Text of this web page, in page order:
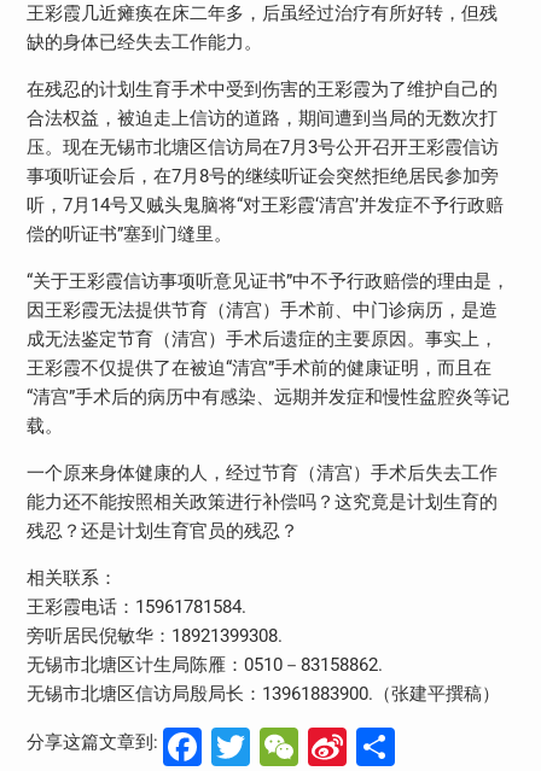
王彩霞几近瘫痪在床二年多，后虽经过治疗有所好转，但残
缺的身体已经失去工作能力。
在残忍的计划生育手术中受到伤害的王彩霞为了维护自己的
合法权益，被迫走上信访的道路，期间遭到当局的无数次打
压。现在无锡市北塘区信访局在7月3号公开召开王彩霞信访
事项听证会后，在7月8号的继续听证会突然拒绝居民参加旁
听，7月14号又贼头鬼脑将“对王彩霞‘清宫’并发症不予行政赔
偿的听证书”塞到门缝里。
“关于王彩霞信访事项听意见证书”中不予行政赔偿的理由是，
因王彩霞无法提供节育（清宫）手术前、中门诊病历，是造
成无法鉴定节育（清宫）手术后遗症的主要原因。事实上，
王彩霞不仅提供了在被迫“清宫”手术前的健康证明，而且在
“清宫”手术后的病历中有感染、远期并发症和慢性盆腔炎等记
载。
一个原来身体健康的人，经过节育（清宫）手术后失去工作
能力还不能按照相关政策进行补偿吗？这究竟是计划生育的
残忍？还是计划生育官员的残忍？
相关联系：
王彩霞电话：15961781584.
旁听居民倪敏华：18921399308.
无锡市北塘区计生局陈雁：0510－83158862.
无锡市北塘区信访局殷局长：13961883900.（张建平撰稿）
分享这篇文章到: Facebook
Twitter
WeChat
Sina分